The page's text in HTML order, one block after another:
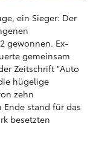
ein Sieger: Der
gewonnen. Ex-
gemeinsam
Zeitschrift "Auto
hügelige
zehn
stand für das
besetzten